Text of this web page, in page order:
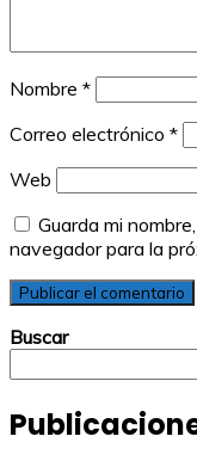
Nombre *
Correo electrónico *
Web
Guarda mi
navegador para la
Buscar